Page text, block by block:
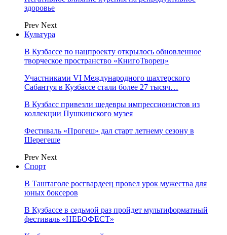
здоровье
Prev Next
Культура
В Кузбассе по нацпроекту открылось обновленное
творческое пространство «КнигоТворец»
Участниками VI Международного шахтерского
Сабантуя в Кузбассе стали более 27 тысяч…
В Кузбасс привезли шедевры импрессионистов из
коллекции Пушкинского музея
Фестиваль «Прогеш» дал старт летнему сезону в
Шерегеше
Prev Next
Спорт
В Таштаголе росгвардеец провел урок мужества для
юных боксеров
В Кузбассе в седьмой раз пройдет мультиформатный
фестиваль «НЕБОФЕСТ»